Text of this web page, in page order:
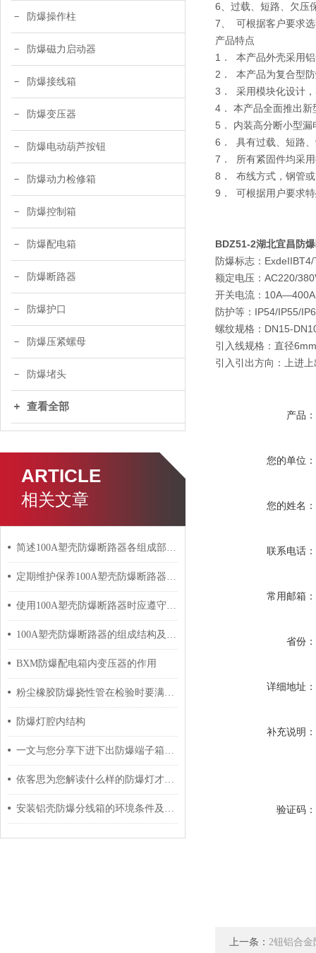
防爆操作柱
防爆磁力启动器
防爆接线箱
防爆变压器
防爆电动葫芦按钮
防爆动力检修箱
防爆控制箱
防爆配电箱
防爆断路器
防爆护口
防爆压紧螺母
防爆堵头
查看全部
ARTICLE
相关文章
简述100A塑壳防爆断路器各组成部件的功能特点
定期维护保养100A塑壳防爆断路器能帮助用户正确管理
使用100A塑壳防爆断路器时应遵守的规定介绍
100A塑壳防爆断路器的组成结构及主要作用介绍
BXM防爆配电箱内变压器的作用
粉尘橡胶防爆挠性管在检验时要满足这些要求
防爆灯腔内结构
一文与您分享下进下出防爆端子箱的常见故障相应解决方法
依客思为您解读什么样的防爆灯才算合格
安装铝壳防爆分线箱的环境条件及过程介绍
6、过载、短路、欠压
7、 可根据客户要求
产品特点
1． 本产品外壳采用
2． 本产品为复合型
3． 采用模块化设计
4． 本产品全面推出
5． 内装高分断小型
6． 具有过载、短路
7． 所有紧固件均采
8． 布线方式，钢管
9． 可根据用户要求
BDZ51-2湖北宜昌防
防爆标志：
额定电压：AC220/
开关电流：
防护等：IP54/IP55/
螺纹规格：DN15-
引入线规格：直径
引入引出方向：上进
产品：
您的单位：
您的姓名：
联系电话：
常用邮箱：
省份：
详细地址：
补充说明：
验证码：
上一条： 2钮铝合